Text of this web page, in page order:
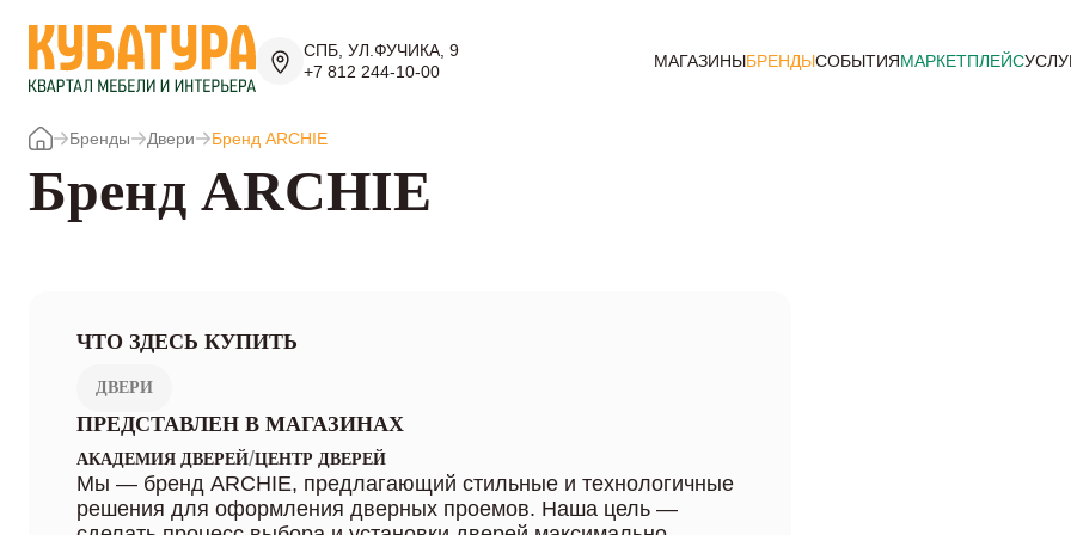
СПБ, УЛ.ФУЧИКА, 9
+7 812 244-10-00
МАГАЗИНЫБРЕНДЫСОБЫТИЯМАРКЕТПЛЕЙС
Бренды Двери Бренд ARCHIE
Бренд ARCHIE
ЧТО ЗДЕСЬ КУПИТЬ
ДВЕРИ
ПРЕДСТАВЛЕН В МАГАЗИНАХ
АКАДЕМИЯ ДВЕРЕЙ/ЦЕНТР ДВЕРЕЙ
Мы — бренд ARCHIE, предлагающий стильные и технологичные
решения для оформления дверных проемов. Наша цель —